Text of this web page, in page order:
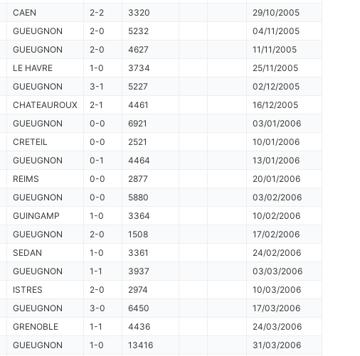
CAEN 2-2 3320
29/10/2005
GUEUGNON 2-0 5232
04/11/2005
GUEUGNON 2-0 4627
11/11/2005
LE HAVRE 1-0 3734
25/11/2005
GUEUGNON 3-1 5227
02/12/2005
CHATEAUROUX 2-1 4461
16/12/2005
GUEUGNON 0-0 6921
03/01/2006
CRETEIL 0-0 2521
10/01/2006
GUEUGNON 0-1 4464
13/01/2006
REIMS 0-0 2877
20/01/2006
GUEUGNON 0-0 5880
03/02/2006
GUINGAMP 1-0 3364
10/02/2006
GUEUGNON 2-0 1508
17/02/2006
SEDAN 1-0 3361
24/02/2006
GUEUGNON 1-1 3937
03/03/2006
ISTRES 2-0 2974
10/03/2006
GUEUGNON 3-0 6450
17/03/2006
GRENOBLE 1-1 4436
24/03/2006
GUEUGNON 1-0 13416 31/03/2006